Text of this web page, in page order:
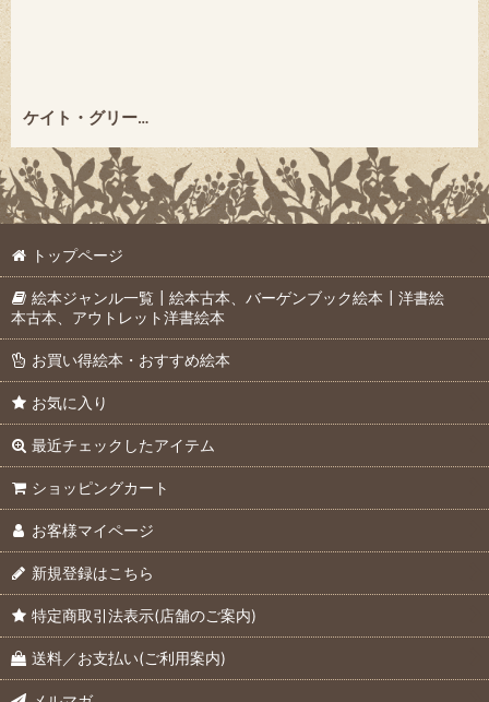
ケイト・グリーナウェイ ヴィクトリア朝を描いた絵本作家 (らんぷの本) ★河出書房新社・絶版★
トップページ
絵本ジャンル一覧┃絵本古本、バーゲンブック絵本┃洋書絵
本古本、アウトレット洋書絵本
お買い得絵本・おすすめ絵本
お気に入り
最近チェックしたアイテム
ショッピングカート
お客様マイページ
新規登録はこちら
特定商取引法表示(店舗のご案内)
送料／お支払い(ご利用案内)